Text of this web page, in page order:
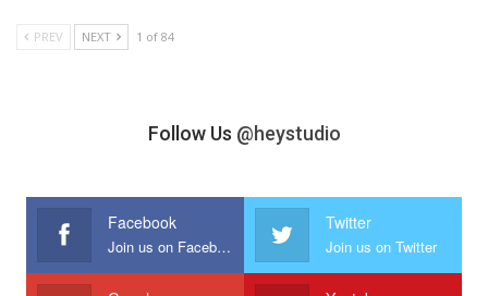
PREV NEXT 1 of 84
Follow Us @heystudio
Facebook
Join us on Facebook
Twitter
Join us on Twitter